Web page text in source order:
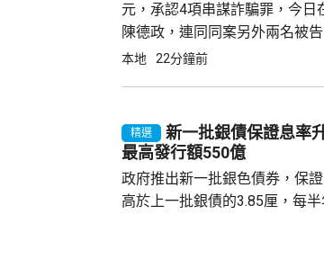
元，承認4項串謀詐騙罪，今
陳德政，連同同案另外兩名被
金證明書及公司退款承兌票據
本地 22分鐘前
精選
新一批銀債保證息率
最高發行額550億
政府推出新一批銀色債券，保證
高於上一批銀債的3.85厘，每半